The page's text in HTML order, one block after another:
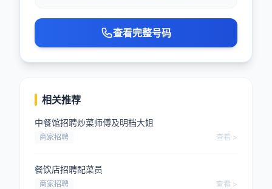
查看完整号码
相关推荐
中餐馆招聘炒菜师傅及明档大姐
商家招聘 查看 >
餐饮店招聘配菜员
商家招聘 查看 >